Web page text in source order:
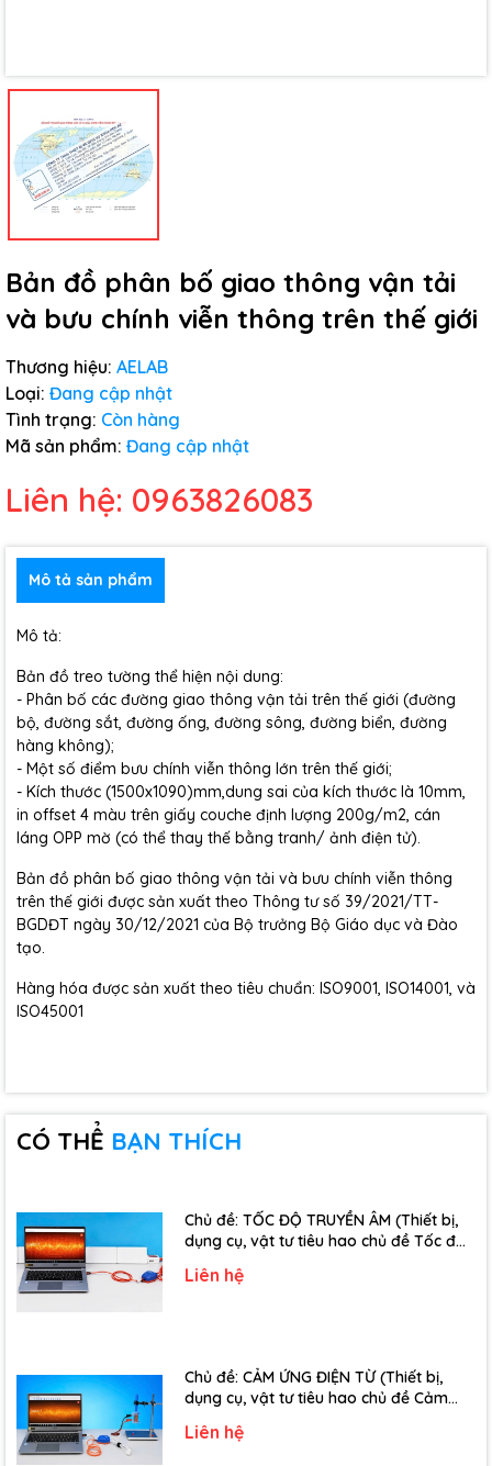
Bản đồ phân bố giao thông vận tải
và bưu chính viễn thông trên thế giới
Thương hiệu: AELAB
Loại: Đang cập nhật
Tình trạng: Còn hàng
Mã sản phẩm: Đang cập nhật
Liên hệ: 0963826083
Mô tả sản phẩm
Mô tả:
Bản đồ treo tường thể hiện nội dung:
- Phân bố các đường giao thông vận tải trên thế giới (đường
bộ, đường sắt, đường ống, đường sông, đường biển, đường
hàng không);
- Một số điểm bưu chính viễn thông lớn trên thế giới;
- Kích thước (1500x1090)mm,dung sai của kích thước là 10mm,
in offset 4 màu trên giấy couche định lượng 200g/m2, cán
láng OPP mờ (có thể thay thế bằng tranh/ ảnh điện tử).
Bản đồ phân bố giao thông vận tải và bưu chính viễn thông
trên thế giới được sản xuất theo Thông tư số 39/2021/TT-
BGDĐT ngày 30/12/2021 của Bộ trưởng Bộ Giáo dục và Đào
tạo.
Hàng hóa được sản xuất theo tiêu chuẩn: ISO9001, ISO14001, và
ISO45001
CÓ THỂ BẠN THÍCH
Chủ đề: TỐC ĐỘ TRUYỀN ÂM (Thiết bị,
dụng cụ, vật tư tiêu hao chủ đề Tốc độ
Liên hệ
Chủ đề: CẢM ỨNG ĐIỆN TỪ (Thiết bị,
dụng cụ, vật tư tiêu hao chủ đề Cảm
Liên hệ